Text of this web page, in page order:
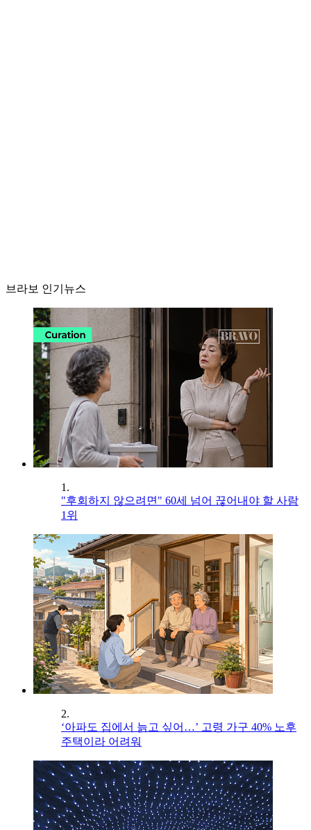
브라보 인기뉴스
1.
"후회하지 않으려면" 60세 넘어 끊어내야 할 사람
1위
2.
‘아파도 집에서 늙고 싶어…’ 고령 가구 40% 노후
주택이라 어려워